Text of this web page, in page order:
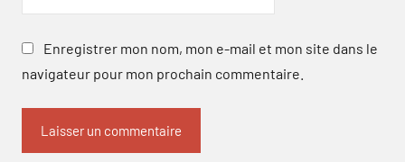
Enregistrer mon nom, mon e-mail et mon site dans le
navigateur pour mon prochain commentaire.